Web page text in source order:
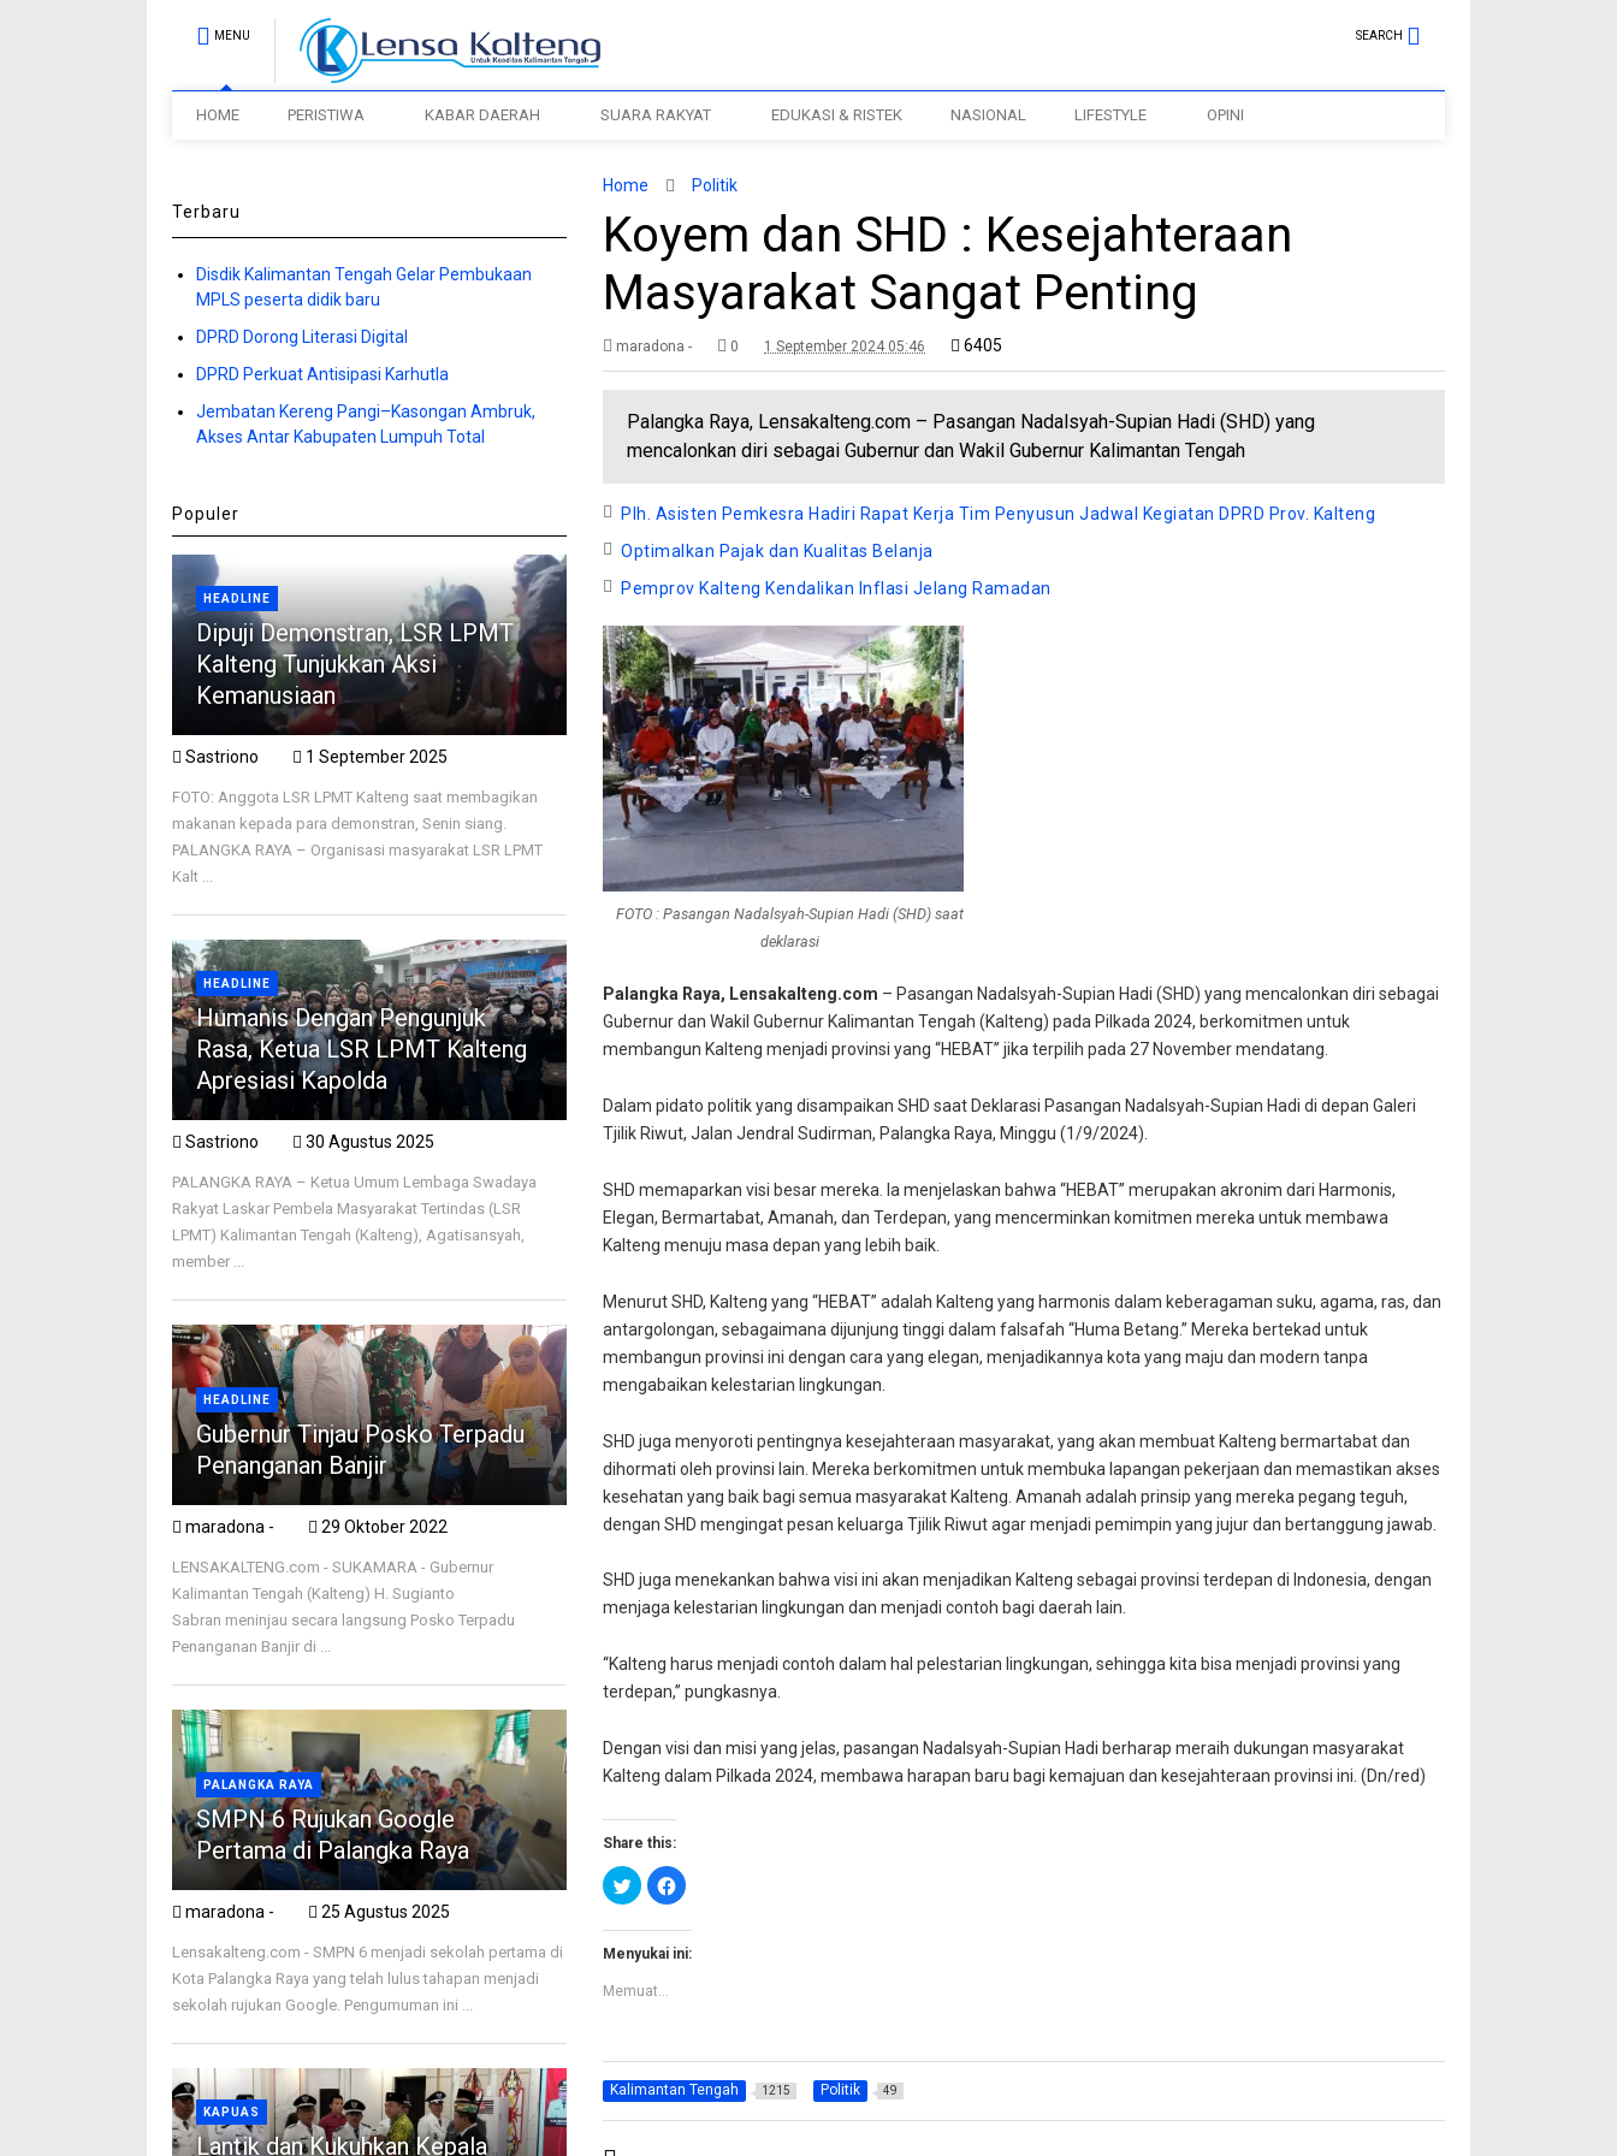
MENU SEARCH
HOME PERISTIWA KABAR DAERAH SUARA RAKYAT EDUKASI & RISTEK NASIONAL LIFESTYLE OPINI
Home Politik
Koyem dan SHD : Kesejahteraan
Masyarakat Sangat Penting
maradona - 0 1 September 2024 05:46 6405
Palangka Raya, Lensakalteng.com – Pasangan Nadalsyah-Supian Hadi (SHD) yang
mencalonkan diri sebagai Gubernur dan Wakil Gubernur Kalimantan Tengah
Plh. Asisten Pemkesra Hadiri Rapat Kerja Tim Penyusun Jadwal Kegiatan DPRD Prov. Kalteng
Optimalkan Pajak dan Kualitas Belanja
Pemprov Kalteng Kendalikan Inflasi Jelang Ramadan
FOTO : Pasangan Nadalsyah-Supian Hadi (SHD) saat
deklarasi
Palangka Raya, Lensakalteng.com – Pasangan Nadalsyah-Supian Hadi (SHD) yang mencalonkan diri sebagai
Gubernur dan Wakil Gubernur Kalimantan Tengah (Kalteng) pada Pilkada 2024, berkomitmen untuk
membangun Kalteng menjadi provinsi yang “HEBAT” jika terpilih pada 27 November mendatang.
Dalam pidato politik yang disampaikan SHD saat Deklarasi Pasangan Nadalsyah-Supian Hadi di depan Galeri
Tjilik Riwut, Jalan Jendral Sudirman, Palangka Raya, Minggu (1/9/2024).
SHD memaparkan visi besar mereka. Ia menjelaskan bahwa “HEBAT” merupakan akronim dari Harmonis,
Elegan, Bermartabat, Amanah, dan Terdepan, yang mencerminkan komitmen mereka untuk membawa
Kalteng menuju masa depan yang lebih baik.
Menurut SHD, Kalteng yang “HEBAT” adalah Kalteng yang harmonis dalam keberagaman suku, agama, ras, dan
antargolongan, sebagaimana dijunjung tinggi dalam falsafah “Huma Betang.” Mereka bertekad untuk
membangun provinsi ini dengan cara yang elegan, menjadikannya kota yang maju dan modern tanpa
mengabaikan kelestarian lingkungan.
SHD juga menyoroti pentingnya kesejahteraan masyarakat, yang akan membuat Kalteng bermartabat dan
dihormati oleh provinsi lain. Mereka berkomitmen untuk membuka lapangan pekerjaan dan memastikan akses
kesehatan yang baik bagi semua masyarakat Kalteng. Amanah adalah prinsip yang mereka pegang teguh,
dengan SHD mengingat pesan keluarga Tjilik Riwut agar menjadi pemimpin yang jujur dan bertanggung jawab.
SHD juga menekankan bahwa visi ini akan menjadikan Kalteng sebagai provinsi terdepan di Indonesia, dengan
menjaga kelestarian lingkungan dan menjadi contoh bagi daerah lain.
“Kalteng harus menjadi contoh dalam hal pelestarian lingkungan, sehingga kita bisa menjadi provinsi yang
terdepan,” pungkasnya.
Dengan visi dan misi yang jelas, pasangan Nadalsyah-Supian Hadi berharap meraih dukungan masyarakat
Kalteng dalam Pilkada 2024, membawa harapan baru bagi kemajuan dan kesejahteraan provinsi ini. (Dn/red)
Share this:
K
l
n
t
k
a
g
i
a
K
l
n
a
g
i
a
Menyukai ini:
Memuat...
Kalimantan Tengah 1215 Politik 49
Terbaru
Disdik Kalimantan Tengah Gelar Pembukaan
MPLS peserta didik baru
DPRD Dorong Literasi Digital
DPRD Perkuat Antisipasi Karhutla
Jembatan Kereng Pangi–Kasongan Ambruk,
Akses Antar Kabupaten Lumpuh Total
Populer
HEADLINE
Dipuji Demonstran, LSR LPMT
Kalteng Tunjukkan Aksi
Kemanusiaan
Sastriono 1 September 2025
FOTO: Anggota LSR LPMT Kalteng saat membagikan
makanan kepada para demonstran, Senin siang.
PALANGKA RAYA – Organisasi masyarakat LSR LPMT
Kalt ...
HEADLINE
Humanis Dengan Pengunjuk
Rasa, Ketua LSR LPMT Kalteng
Apresiasi Kapolda
Sastriono 30 Agustus 2025
PALANGKA RAYA – Ketua Umum Lembaga Swadaya
Rakyat Laskar Pembela Masyarakat Tertindas (LSR
LPMT) Kalimantan Tengah (Kalteng), Agatisansyah,
member ...
HEADLINE
Gubernur Tinjau Posko Terpadu
Penanganan Banjir
maradona - 29 Oktober 2022
LENSAKALTENG.com - SUKAMARA - Gubernur
Kalimantan Tengah (Kalteng) H. Sugianto
Sabran meninjau secara langsung Posko Terpadu
Penanganan Banjir di ...
PALANGKA RAYA
SMPN 6 Rujukan Google
Pertama di Palangka Raya
maradona - 25 Agustus 2025
Lensakalteng.com - SMPN 6 menjadi sekolah pertama di
Kota Palangka Raya yang telah lulus tahapan menjadi
sekolah rujukan Google. Pengumuman ini ...
KAPUAS
Lantik dan Kukuhkan Kepala